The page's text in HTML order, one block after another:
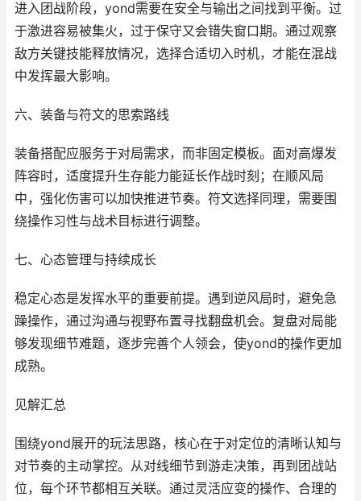
进入团战阶段，yond需要在安全与输出之间找到平衡。过
于激进容易被集火，过于保守又会错失窗口期。通过观察
敌方关键技能释放情况，选择合适切入时机，才能在混战
中发挥最大影响。
六、装备与符文的思索路线
装备搭配应服务于对局需求，而非固定模板。面对高爆发
阵容时，适度提升生存能力能延长作战时刻；在顺风局
中，强化伤害可以加快推进节奏。符文选择同理，需要围
绕操作习性与战术目标进行调整。
七、心态管理与持续成长
稳定心态是发挥水平的重要前提。遇到逆风局时，避免急
躁操作，通过沟通与视野布置寻找翻盘机会。复盘对局能
够发现细节难题，逐步完善个人领会，使yond的操作更加
成熟。
见解汇总
围绕yond展开的玩法思路，核心在于对定位的清晰认知与
对节奏的主动掌控。从对线细节到游走决策，再到团战站
位，每个环节都相互关联。通过灵活应变的操作、合理的